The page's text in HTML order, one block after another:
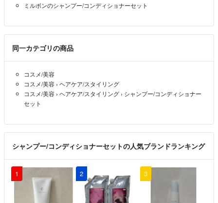
ミルボンのシャンプー/コンディショナーセット
同一カテゴリの商品
コスメ/美容
コスメ/美容 › ヘアケア/スタイリング
コスメ/美容 › ヘアケア/スタイリング › シャンプー/コンディショナー
セット
シャンプー/コンディショナーセットの人気ブランドランキング
1 2 3